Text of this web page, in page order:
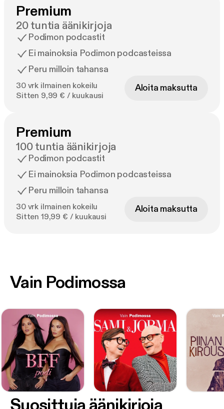
Premium
20 tuntia äänikirjoja
Podimon podcastit
Ei mainoksia Podimon podcasteissa
Peru milloin tahansa
30 vrk ilmainen kokeilu
Sitten 9,99 € / kuukausi
Aloita maksutta
Premium
100 tuntia äänikirjoja
Podimon podcastit
Ei mainoksia Podimon podcasteissa
Peru milloin tahansa
30 vrk ilmainen kokeilu
Sitten 19,99 € / kuukausi
Aloita maksutta
Vain Podimossa